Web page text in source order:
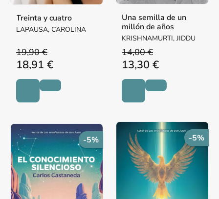
Treinta y cuatro
LAPAUSA, CAROLINA
19,90 €
18,91 €
Una semilla de un
millón de años
KRISHNAMURTI, JIDDU
14,00 €
13,30 €
-5% -5%